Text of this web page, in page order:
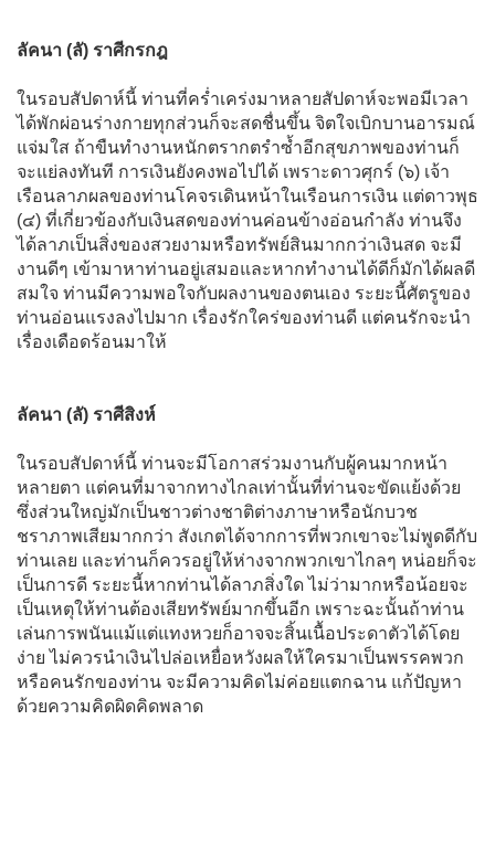
ลัคนา (ลั) ราศีกรกฎ
ในรอบสัปดาห์นี้ ท่านที่คร่ำเคร่งมาหลายสัปดาห์จะพอมีเวลา
ได้พักผ่อนร่างกายทุกส่วนก็จะสดชื่นขึ้น จิตใจเบิกบานอารมณ์
แจ่มใส ถ้าขืนทำงานหนักตรากตรำซ้ำอีกสุขภาพของท่านก็
จะแย่ลงทันที การเงินยังคงพอไปได้ เพราะดาวศุกร์ (๖) เจ้า
เรือนลาภผลของท่านโคจรเดินหน้าในเรือนการเงิน แต่ดาวพุธ
(๔) ที่เกี่ยวข้องกับเงินสดของท่านค่อนข้างอ่อนกำลัง ท่านจึง
ได้ลาภเป็นสิ่งของสวยงามหรือทรัพย์สินมากกว่าเงินสด จะมี
งานดีๆ เข้ามาหาท่านอยู่เสมอและหากทำงานได้ดีก็มักได้ผลดี
สมใจ ท่านมีความพอใจกับผลงานของตนเอง ระยะนี้ศัตรูของ
ท่านอ่อนแรงลงไปมาก เรื่องรักใคร่ของท่านดี แต่คนรักจะนำ
เรื่องเดือดร้อนมาให้
ลัคนา (ลั) ราศีสิงห์
ในรอบสัปดาห์นี้ ท่านจะมีโอกาสร่วมงานกับผู้คนมากหน้า
หลายตา แต่คนที่มาจากทางไกลเท่านั้นที่ท่านจะขัดแย้งด้วย
ซึ่งส่วนใหญ่มักเป็นชาวต่างชาติต่างภาษาหรือนักบวช
ชราภาพเสียมากกว่า สังเกตได้จากการที่พวกเขาจะไม่พูดดีกับ
ท่านเลย และท่านก็ควรอยู่ให้ห่างจากพวกเขาไกลๆ หน่อยก็จะ
เป็นการดี ระยะนี้หากท่านได้ลาภสิ่งใด ไม่ว่ามากหรือน้อยจะ
เป็นเหตุให้ท่านต้องเสียทรัพย์มากขึ้นอีก เพราะฉะนั้นถ้าท่าน
เล่นการพนันแม้แต่แทงหวยก็อาจจะสิ้นเนื้อประดาตัวได้โดย
ง่าย ไม่ควรนำเงินไปล่อเหยื่อหวังผลให้ใครมาเป็นพรรคพวก
หรือคนรักของท่าน จะมีความคิดไม่ค่อยแตกฉาน แก้ปัญหา
ด้วยความคิดผิดคิดพลาด